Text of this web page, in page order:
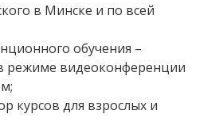
в Минске и по всей
обучения –
режиме видеоконференции
курсов для взрослых и